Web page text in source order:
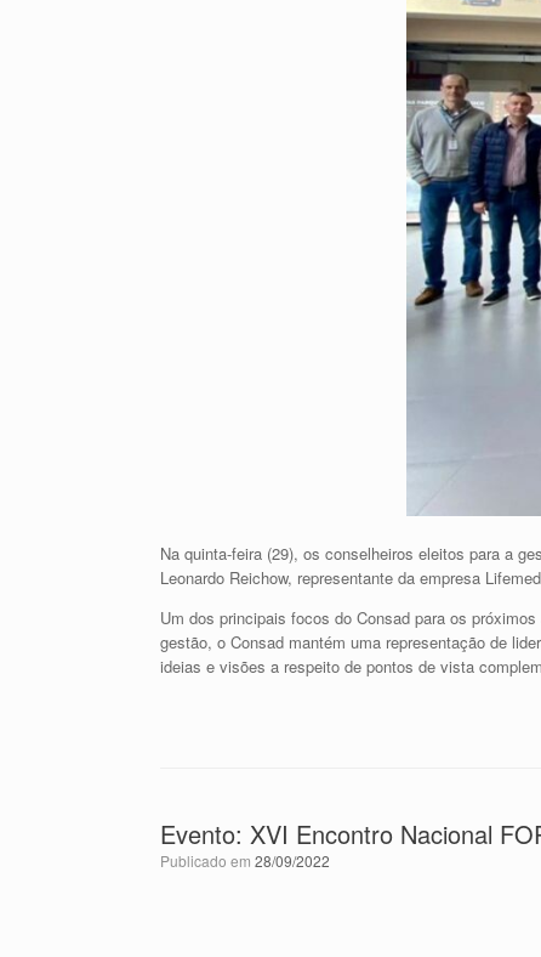
Na quinta-feira (29), os conselheiros eleitos para a
Leonardo Reichow, representante da empresa
Um dos principais focos do Consad para os
gestão, o Consad mantém uma representação de
ideias e visões a respeito de pontos de vista
Evento: XVI Encontro Nacional
Publicado em 28/09/2022